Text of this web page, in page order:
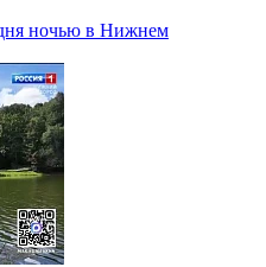
ночью в Нижнем